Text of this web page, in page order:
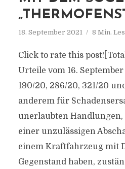
18. September 2021 8 Min.
Click to rate this
Urteile vom 16. September
190/20, 286/20, 321/20
anderem für
unerlaubten
einer unzulässigen
einem Kraftfahrzeug mit
Gegenstand haben,